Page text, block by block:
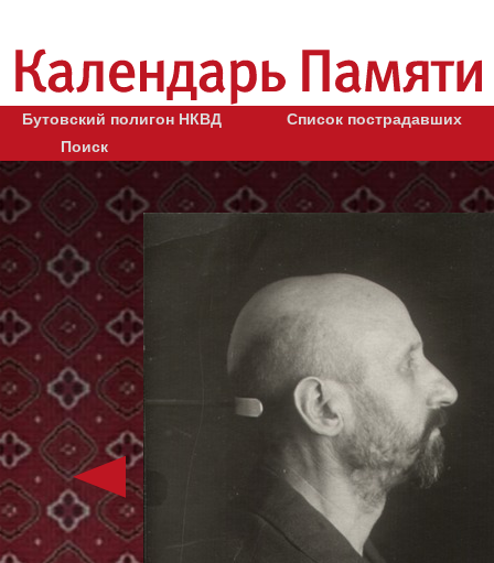
Бутовский полигон НКВД
Список пострадавших
Поиск